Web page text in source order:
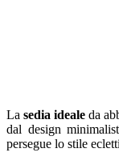
La sedia ideale da
dal design
persegue lo stile